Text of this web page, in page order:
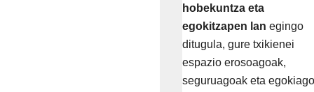
hobekuntza eta
egokitzapen lan egingo
ditugula, gure txikienei
espazio erosoagoak,
seguruagoak eta